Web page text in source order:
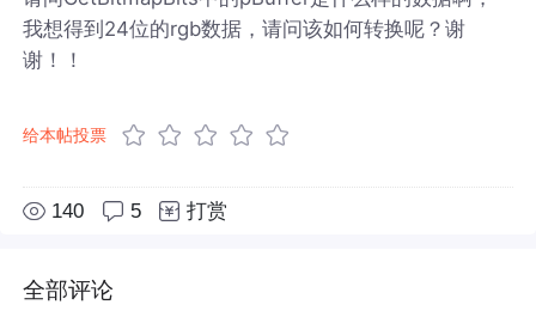
我想得到24位的rgb数据，请问该如何转换呢？谢
谢！！
给本帖投票
140 5 打赏
全部评论